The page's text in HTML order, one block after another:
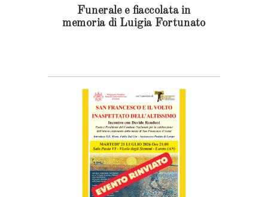
Funerale e fiaccolata in
memoria di Luigia Fortunato